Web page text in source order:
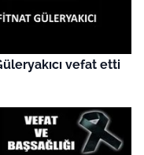
vefat etti